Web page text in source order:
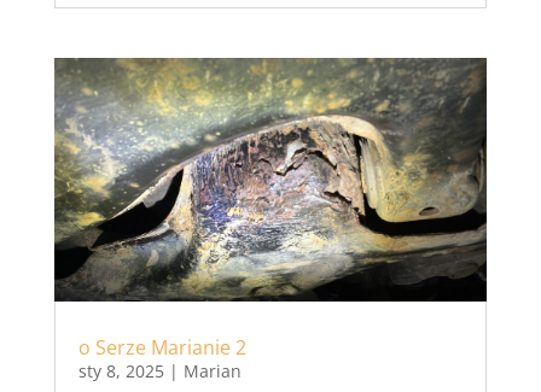
o Serze Marianie 2
sty 8, 2025| Marian